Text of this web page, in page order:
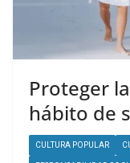
Proteger
hábito de
CULTURA POPULAR